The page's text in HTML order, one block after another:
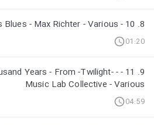
8. 10 - Vladimir's Blues - Max Richter - Various
01:20
Thousand Years - From -Twilight- -
Music Lab Collective - Various
04:59